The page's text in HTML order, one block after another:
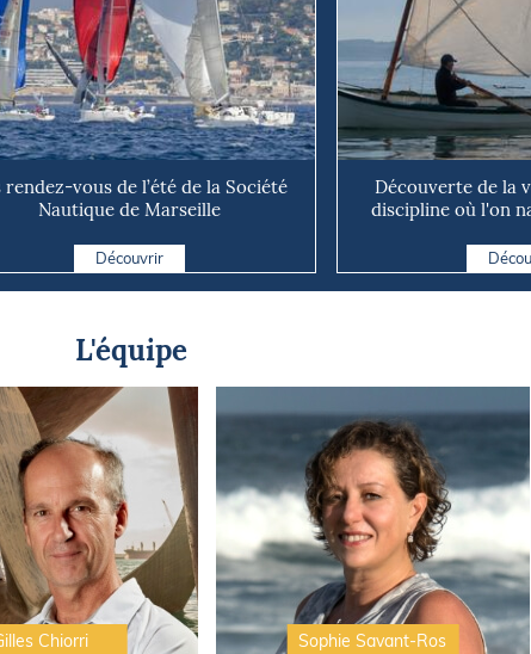
rendez-vous de l’été de la Société
Nautique de Marseille
Découvrir
Découverte de la
discipline où l'on
L'équipe
Chiorri Sophie Savant-Ros